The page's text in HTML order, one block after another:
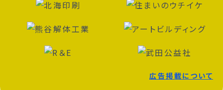
広告掲載について